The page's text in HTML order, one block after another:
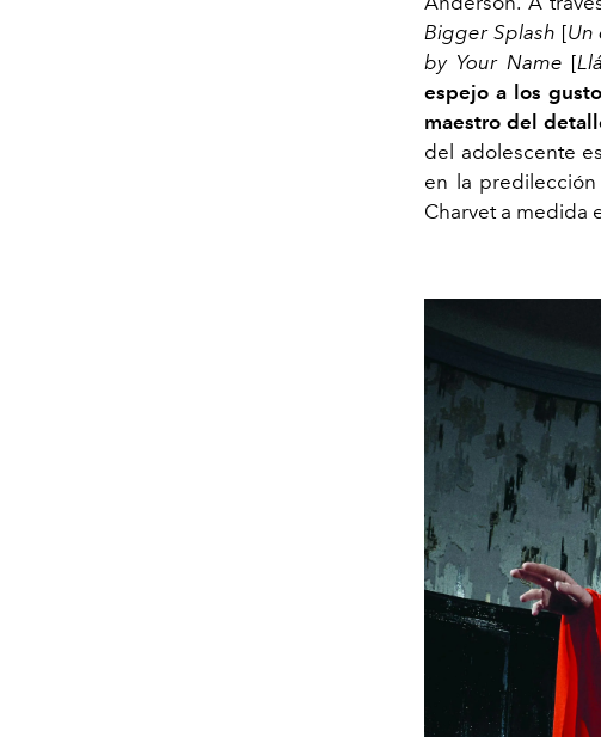
Bigger Splash [Un
by Your Name [
espejo a los
maestro del
del adolescente
en la
Charvet a medida